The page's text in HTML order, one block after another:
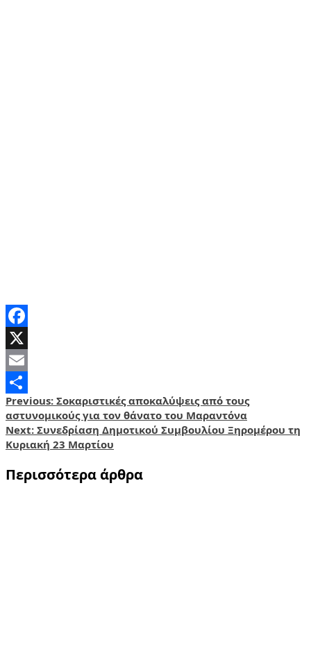
Facebook
X
Email
Share
Post
navigation
Previous: Σοκαριστικές αποκαλύψεις από τους
αστυνομικούς για τον θάνατο του Μαραντόνα
Next: Συνεδρίαση Δημοτικού Συμβουλίου Ξηρομέρου τη
Κυριακή 23 Μαρτίου
Περισσότερα άρθρα